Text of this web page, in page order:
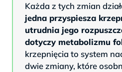
Każda z tych zmian
jedna przyspiesza
utrudnia jego
dotyczy metabolizmu
krzepnięcia to system
dwie zmiany, które